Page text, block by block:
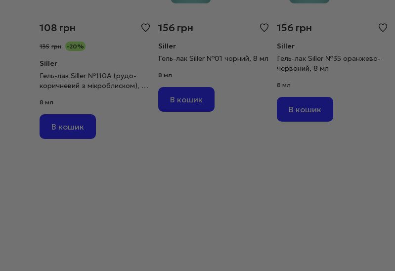
108 грн
135 грн -20%
Siller
Гель-лак Siller №110А (рудо-
коричневий з мікроблиском), 8
8 мл
В кошик
156 грн
Siller
Гель-лак Siller №01 чорний, 8 мл
8 мл
В кошик
156 грн
Siller
Гель-лак Siller №35 оранжево-
червоний, 8 мл
8 мл
В кошик